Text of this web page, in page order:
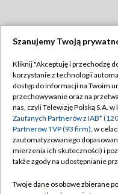
Abonament TVP
Emisja w TVP
Centrum informacji
Naziemna Telewizja
Szanujemy Twoją
Kliknij "Akceptuję i przechodzę
korzystanie z technologii
dostęp do informacji na Twoim
przechowywanie oraz na
nas, czyli Telewizję Polską S.A.
Zaufanych Partnerów z IAB*
Partnerów TVP (93 firm), w
zautomatyzowanego
mierzenia ich skuteczności) i
także zgody na udostępnianie
Twoje dane osobowe zbierane